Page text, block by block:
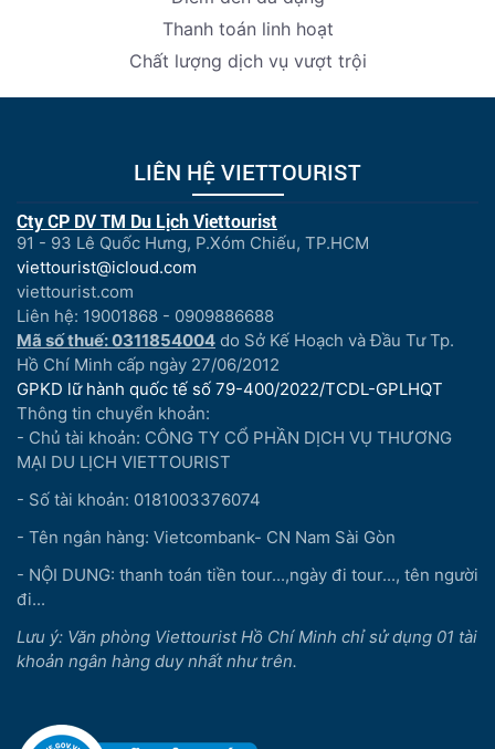
Thanh toán linh hoạt
Chất lượng dịch vụ vượt trội
LIÊN HỆ VIETTOURIST
Cty CP DV TM Du Lịch Viettourist
91 - 93 Lê Quốc Hưng, P.Xóm Chiếu, TP.HCM
viettourist@icloud.com
viettourist.com
Liên hệ: 19001868 - 0909886688
Mã số thuế: 0311854004 do Sở Kế Hoạch và Đầu Tư Tp.
Hồ Chí Minh cấp ngày 27/06/2012
GPKD lữ hành quốc tế số 79-400/2022/TCDL-GPLHQT
Thông tin chuyển khoản:
- Chủ tài khoản: CÔNG TY CỔ PHẦN DỊCH VỤ THƯƠNG
MẠI DU LỊCH VIETTOURIST
- Số tài khoản: 0181003376074
- Tên ngân hàng: Vietcombank- CN Nam Sài Gòn
- NỘI DUNG: thanh toán tiền tour...,ngày đi tour..., tên người
đi...
Lưu ý: Văn phòng Viettourist Hồ Chí Minh chỉ sử dụng 01 tài
khoản ngân hàng duy nhất như trên.